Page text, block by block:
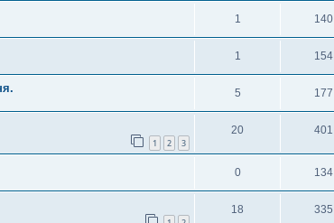
1 140
1 154
5 177
1 2 3
20 401
0 134
18 335